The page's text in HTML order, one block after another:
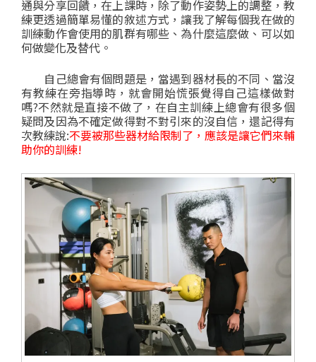
通與分享回饋，在上課時，除了動作姿勢上的調整，教
練更透過簡單易懂的敘述方式，讓我了解每個我在做的
訓練動作會使用的肌群有哪些、為什麼這麼做、可以如
何做變化及替代。
自己總會有個問題是，當遇到器材長的不同、當沒
有教練在旁指導時，就會開始慌張覺得自己這樣做對
嗎?不然就是直接不做了， 在自主訓練上總會有很多個
疑問及因為不確定做得對不對引來的沒自信， 還記得有
次教練說:不要被那些器材給限制了，應該是讓它們來輔
助你的訓練!